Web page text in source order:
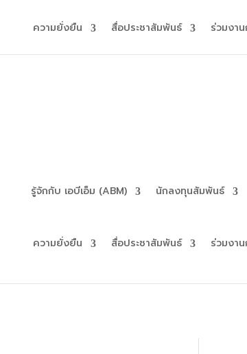
ความยั่งยืน สื่อประชาสัมพันธ์ ร่วมงาน
รู้จักกับ เอบีเอ็ม (ABM) นักลงทุนสัมพันธ์
ความยั่งยืน สื่อประชาสัมพันธ์ ร่วมงาน